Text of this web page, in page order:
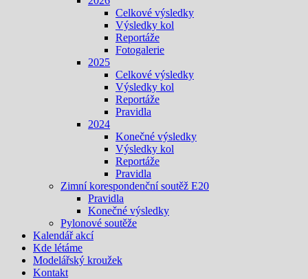
Celkové výsledky
Výsledky kol
Reportáže
Fotogalerie
2025
Celkové výsledky
Výsledky kol
Reportáže
Pravidla
2024
Konečné výsledky
Výsledky kol
Reportáže
Pravidla
Zimní korespondenční soutěž E20
Pravidla
Konečné výsledky
Pylonové soutěže
Kalendář akcí
Kde létáme
Modelářský kroužek
Kontakt